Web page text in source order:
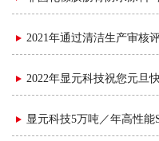
2021年通过清洁生产审核
2022年显元科技祝您元旦
显元科技5万吨／年高性